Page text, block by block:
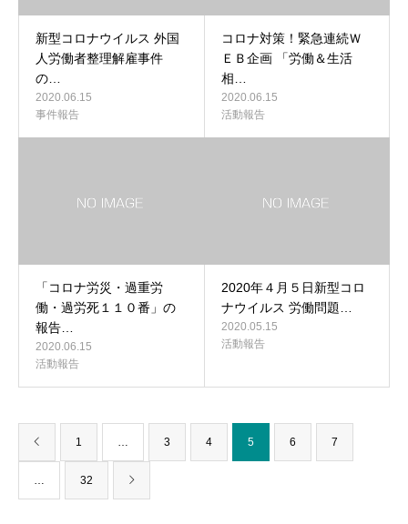
新型コロナウイルス 外国
人労働者整理解雇事件
の…
2020.06.15
事件報告
コロナ対策！緊急連続Ｗ
ＥＢ企画 「労働＆生活
相…
2020.06.15
活動報告
「コロナ労災・過重労
働・過労死１１０番」の
報告…
2020.06.15
活動報告
2020年４月５日新型コロ
ナウイルス 労働問題…
2020.05.15
活動報告
1 3 4 5 6 7
32